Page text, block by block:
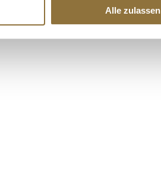
Alle zulassen